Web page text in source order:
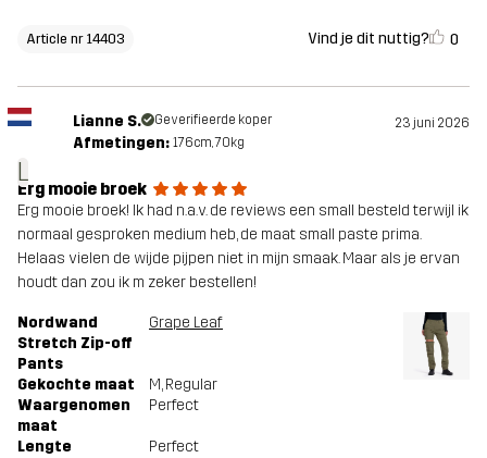
Article nr 14403 Vind je dit nuttig? 0
L
Lianne S. Geverifieerde koper 23 juni 2026
Afmetingen: 176cm, 70kg
Erg mooie broek
Erg mooie broek! Ik had n.a.v. de reviews een small besteld terwijl ik
normaal gesproken medium heb, de maat small paste prima.
Helaas vielen de wijde pijpen niet in mijn smaak. Maar als je ervan
houdt dan zou ik m zeker bestellen!
Nordwand
Stretch Zip-off
Pants
Grape Leaf
Gekochte maat M, Regular
Waargenomen
maat
Perfect
Lengte Perfect